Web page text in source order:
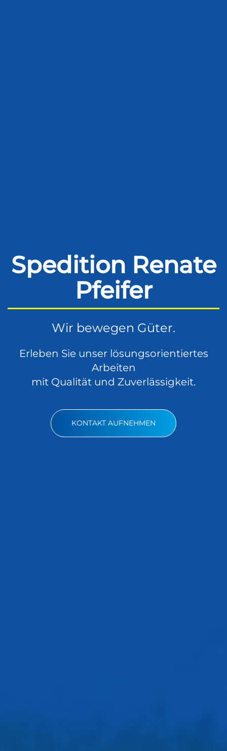
Spedition Renate
Pfeifer
Wir bewegen Güter.
Erleben Sie unser lösungsorientiertes
Arbeiten
mit Qualität und Zuverlässigkeit.
KONTAKT AUFNEHMEN